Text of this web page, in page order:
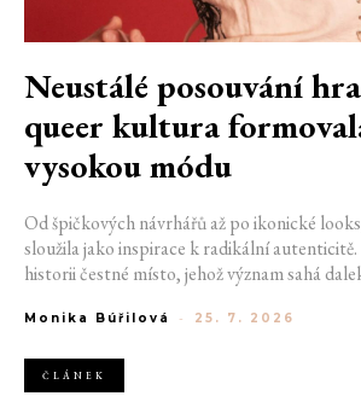
Neustálé posouvání
queer kultura
vysokou módu
Od špičkových návrhářů až po ikonické
sloužila jako inspirace k radikální
historii čestné místo, jehož význam sahá
postihům a nebezpečí, fungovalo právě
druhého a díky velkolepé ballroom scéně
Monika Búřilová - 25. 7. 2026
ČLÁNEK